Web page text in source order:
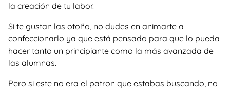
la creación de tu labor.
Si te gustan las otoño, no dudes en animarte a
confeccionarlo ya que está pensado para que lo pueda
hacer tanto un principiante como la más avanzada de
las alumnas.
Pero si este no era el patron que estabas buscando, no